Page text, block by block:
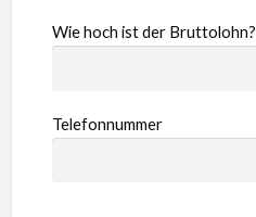
Wie hoch ist der Bruttolohn?
Telefonnummer